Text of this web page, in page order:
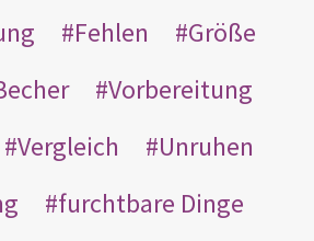
Fehlen
Größe
Vorbereitung
Vergleich
Unruhen
furchtbare Dinge